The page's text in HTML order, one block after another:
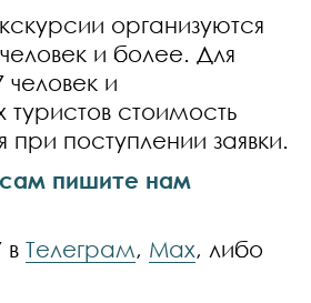
организуются
и более. Для
и
туристов стоимость
при поступлении заявки.
пишите нам
вТелеграм, Max, либо